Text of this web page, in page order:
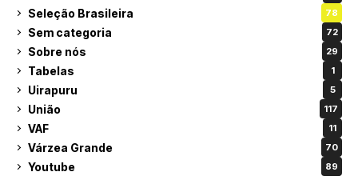
Seleção Brasileira 78
Sem categoria 72
Sobre nós 29
Tabelas 1
Uirapuru 5
União 117
VAF 11
Várzea Grande 70
Youtube 89